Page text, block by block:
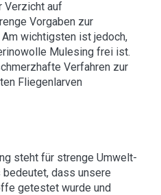
Verzicht auf
Vorgaben zur
Am wichtigsten ist jedoch,
Mulesing frei ist.
Verfahren zur
Fliegenlarven
steht für strenge Umwelt-
dass unsere
getestet wurde und